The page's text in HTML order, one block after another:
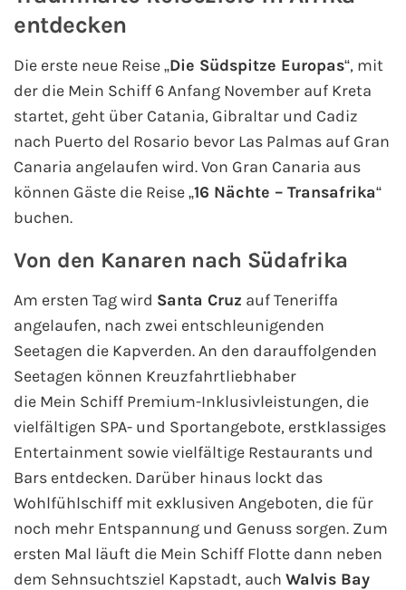
entdecken
Die erste neue Reise „Die Südspitze Europas“, mit
der die Mein Schiff 6 Anfang November auf Kreta
startet, geht über Catania, Gibraltar und Cadiz
nach Puerto del Rosario bevor Las Palmas auf Gran
Canaria angelaufen wird. Von Gran Canaria aus
können Gäste die Reise „16 Nächte – Transafrika“
buchen.
Von den Kanaren nach Südafrika
Am ersten Tag wird Santa Cruz auf Teneriffa
angelaufen, nach zwei entschleunigenden
Seetagen die Kapverden. An den darauffolgenden
Seetagen können Kreuzfahrtliebhaber
die Mein Schiff Premium-Inklusivleistungen, die
vielfältigen SPA- und Sportangebote, erstklassiges
Entertainment sowie vielfältige Restaurants und
Bars entdecken. Darüber hinaus lockt das
Wohlfühlschiff mit exklusiven Angeboten, die für
noch mehr Entspannung und Genuss sorgen. Zum
ersten Mal läuft die Mein Schiff Flotte dann neben
dem Sehnsuchtsziel Kapstadt, auch Walvis Bay